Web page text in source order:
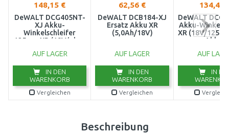
148,15 €
DeWALT DCG405NT-
XJ Akku-
Winkelschleifer
125mm XR (18V/ohne
AUF LAGER
IN DEN
WARENKORB
Vergleichen
62,56 €
DeWALT DCB184-XJ
Ersatz Akku XR
(5,0Ah/18V)
AUF LAGER
IN DEN
WARENKORB
Vergleichen
134,42
DeWALT
Akku-
XR (18V/
Akku)
AUF
IN
Beschreibung